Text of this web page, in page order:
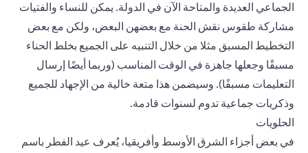
الجماعي العديدة والمتاحة الآن في الدولة. يمكن للنساء والفتيات
مشاركة طقوس نقش الحنة مع بعضهن البعض، ولكن مع بعض
التخطيط المسبق مثلا من خلال التنبيه على الجميع بخلط الحناء
مسبقًا وجعلها جاهزة في الوقت المناسب (وربما أيضًا إرسال
التعليمات مسبقًا). وسيضمن هذا متعة خالية من الإجهاد للجميع
وذكريات جماعية تدوم لسنوات قادمة.
الحلويات
في بعض أجزاء الشرق الأوسط وأفريقيا، يُعرف عيد الفطر باسم